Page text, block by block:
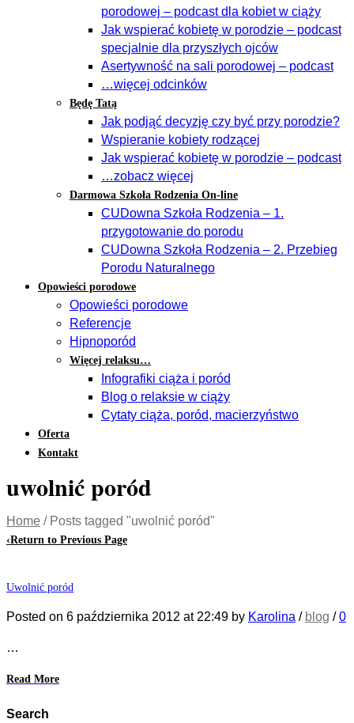
porodowej – podcast dla kobiet w ciąży
Jak wspierać kobietę w porodzie – podcast
specjalnie dla przyszłych ojców
Asertywność na sali porodowej – podcast
…więcej odcinków
Będę Tatą
Jak podjąć decyzję czy być przy porodzie?
Wspieranie kobiety rodzącej
Jak wspierać kobietę w porodzie – podcast
…zobacz więcej
Darmowa Szkoła Rodzenia On-line
CUDowna Szkoła Rodzenia – 1.
przygotowanie do porodu
CUDowna Szkoła Rodzenia – 2. Przebieg
Porodu Naturalnego
Opowieści porodowe
Opowieści porodowe
Referencje
Hipnoporód
Więcej relaksu…
Infografiki ciąża i poród
Blog o relaksie w ciąży
Cytaty ciąża, poród, macierzyństwo
Oferta
Kontakt
uwolnić poród
Home / Posts tagged "uwolnić poród"
‹Return to Previous Page
Uwolnić poród
Posted on 6 października 2012 at 22:49 by Karolina / blog /0
…
Read More
Search